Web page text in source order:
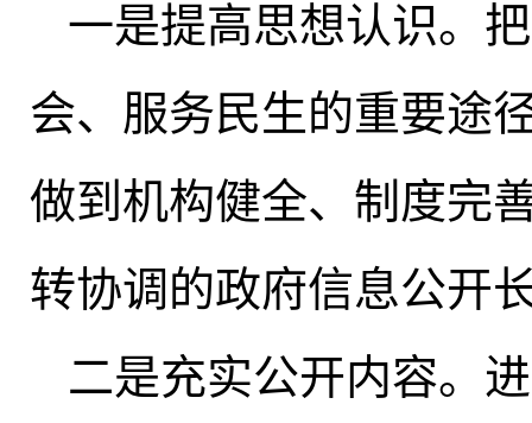
一是提高思想认识。
会、服务民生的重要途
做到机构健全、制度完
转协调的政府信息公开
二是充实公开内容。